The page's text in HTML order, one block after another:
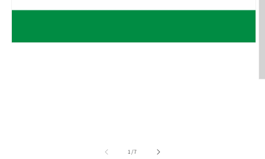
1/of
7